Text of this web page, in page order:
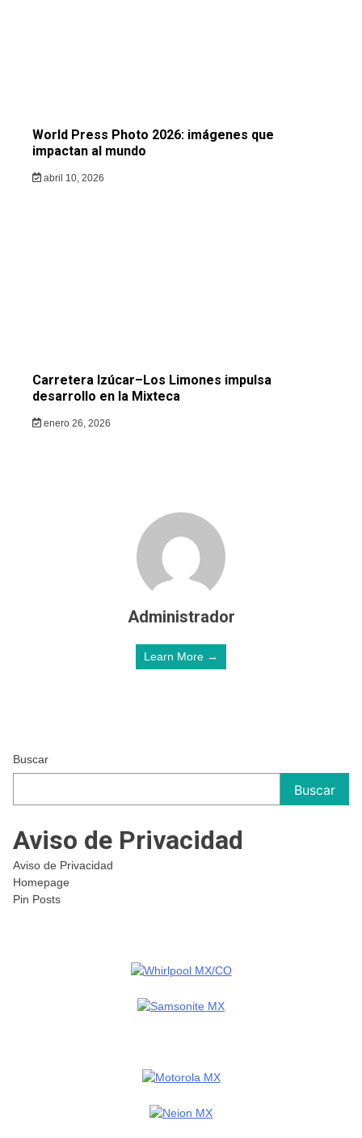
World Press Photo 2026: imágenes que
impactan al mundo
abril 10, 2026
Carretera Izúcar–Los Limones impulsa
desarrollo en la Mixteca
enero 26, 2026
Administrador
Learn More →
Buscar
Buscar
Aviso de Privacidad
Aviso de Privacidad
Homepage
Pin Posts